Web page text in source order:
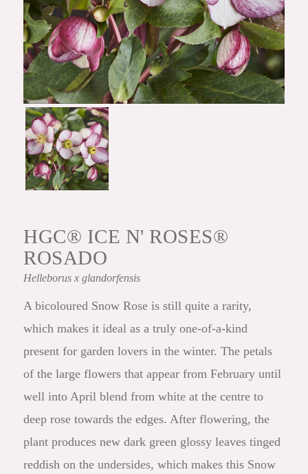
HGC® ICE N' ROSES®
ROSADO
Helleborusx glandorfensis
A bicoloured Snow Rose is still quite a rarity,
which makes it ideal as a truly one-of-a-kind
present for garden lovers in the winter. The petals
of the large flowers that appear from February until
well into April blend from white at the centre to
deep rose towards the edges. After flowering, the
plant produces new dark green glossy leaves tinged
reddish on the undersides, which makes this Snow